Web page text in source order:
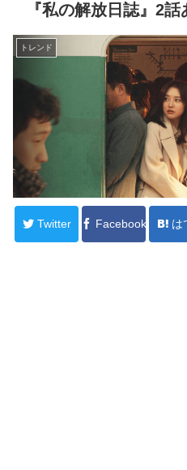
『私の解放日誌』2
トレンド
Twitter Facebook は